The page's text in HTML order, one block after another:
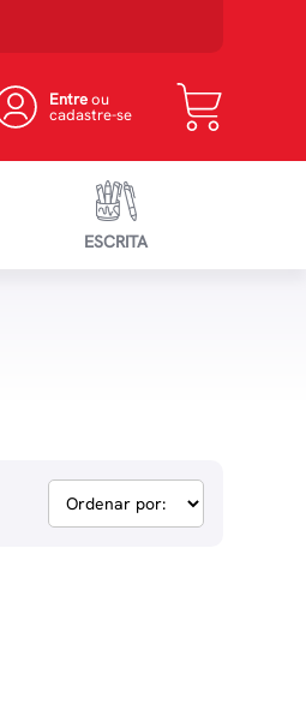
Entreou
cadastre-se
ESCRITA